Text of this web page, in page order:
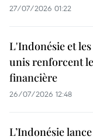
27/07/2026 01:22
L'Indonésie et
unis renforcent
financière
26/07/2026 12:48
L’Indonésie